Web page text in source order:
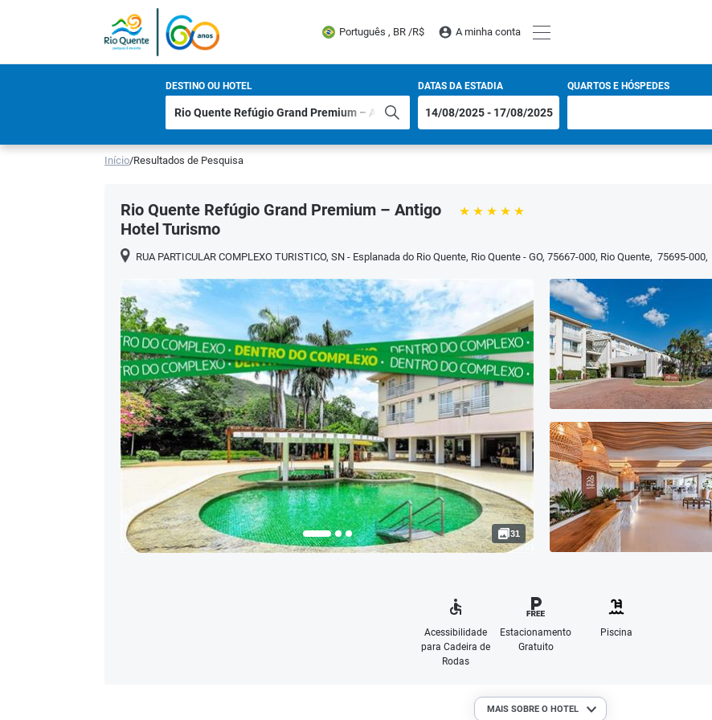
Português , BR /R$ A minha conta
DESTINO OU HOTEL DATAS DA ESTADIA QUARTOS E HÓSPEDES
Início/Resultados de Pesquisa
Rio Quente Refúgio Grand Premium – Antigo
Hotel Turismo
RUA PARTICULAR COMPLEXO TURISTICO, SN - Esplanada do Rio Quente, Rio Quente - GO, 75667-000, Rio Quente, 75695-000,
31
Acessibilidade
para Cadeira de
Rodas
Estacionamento
Gratuito
Piscina
MAIS SOBRE O HOTEL